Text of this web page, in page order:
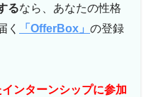
るなら、あなたの性格
く
「OfferBox」 の登録
ンターンシップに参加